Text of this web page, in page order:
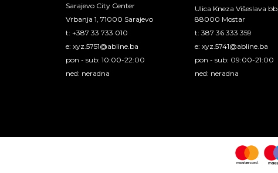
Sarajevo City Center
Vrbanja 1, 71000 Sarajevo
t: +387 33 733 010
e: xyz.5751@abline.ba
pon - sub: 10:00-22:00
ned: neradna
Ulica Kneza Višeslava bb,
88000 Mostar
t: 387 36 333 359
e:xyz.5741@abline.ba
pon - sub: 09:00-21:00
ned: neradna